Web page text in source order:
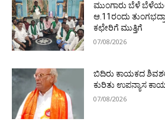
ಮುಂಗಾರು ಬೆಳೆ
ಆ.11ರಂದು
ಕಛೇರಿಗೆ ಮುತ್ತಿಗೆ
07/08/2026
ಬಿದಿರು ಕಾಯಕದ
ಕುರಿತು ಉಪನ್ಯಾಸ
07/08/2026